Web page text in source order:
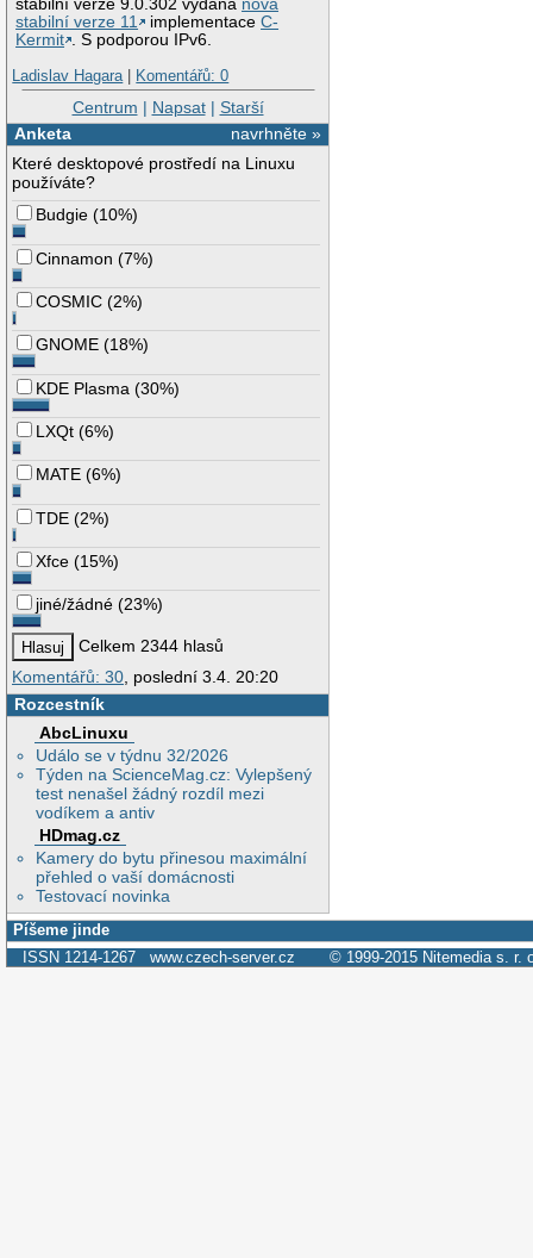
stabilní verze 9.0.302 vydána nová
stabilní verze 11
implementaceC-
Kermit . S podporou IPv6.
Ladislav Hagara| Komentářů: 0
Centrum | Napsat| Starší
navrhněte »
Anketa
Které desktopové prostředí na Linuxu
používáte?
Budgie (10%)
Cinnamon (7%)
COSMIC (2%)
GNOME (18%)
KDE Plasma (30%)
LXQt (6%)
MATE (6%)
TDE (2%)
Xfce (15%)
jiné/žádné (23%)
Celkem 2344 hlasů
Komentářů: 30 , poslední 3.4. 20:20
Rozcestník
AbcLinuxu
Událo se v týdnu 32/2026
Týden na ScienceMag.cz: Vylepšený
test nenašel žádný rozdíl mezi
vodíkem a antiv
HDmag.cz
Kamery do bytu přinesou maximální
přehled o vaší domácnosti
Testovací novinka
Píšeme jinde
ISSN 1214-1267 www.czech-server.cz © 1999-2015 Nitemedia s. r.